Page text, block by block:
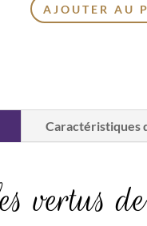
AJOUTER AU
Caractéristiques
vertus